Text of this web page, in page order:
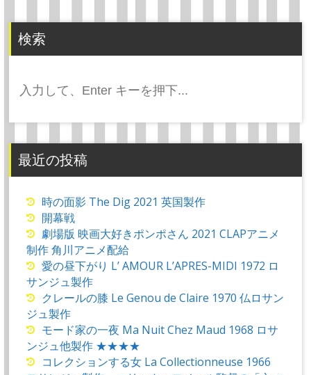
検索
索:
最近の投稿
時の面影 The Dig 2021 英国製作
開幕戦
劇場版 映画大好きポンポさん 2021 CLAPアニメ
制作 角川アニメ配給
愛の昼下がり L’ AMOUR L’APRES-MIDI 1972 ロ
サンジュ製作
クレールの膝 Le Genou de Claire 1970 仏ロサン
ジュ製作
モード家の一夜 Ma Nuit Chez Maud 1968 ロサ
ンジュ他製作 ★★★★
コレクションする女 La Collectionneuse 1966